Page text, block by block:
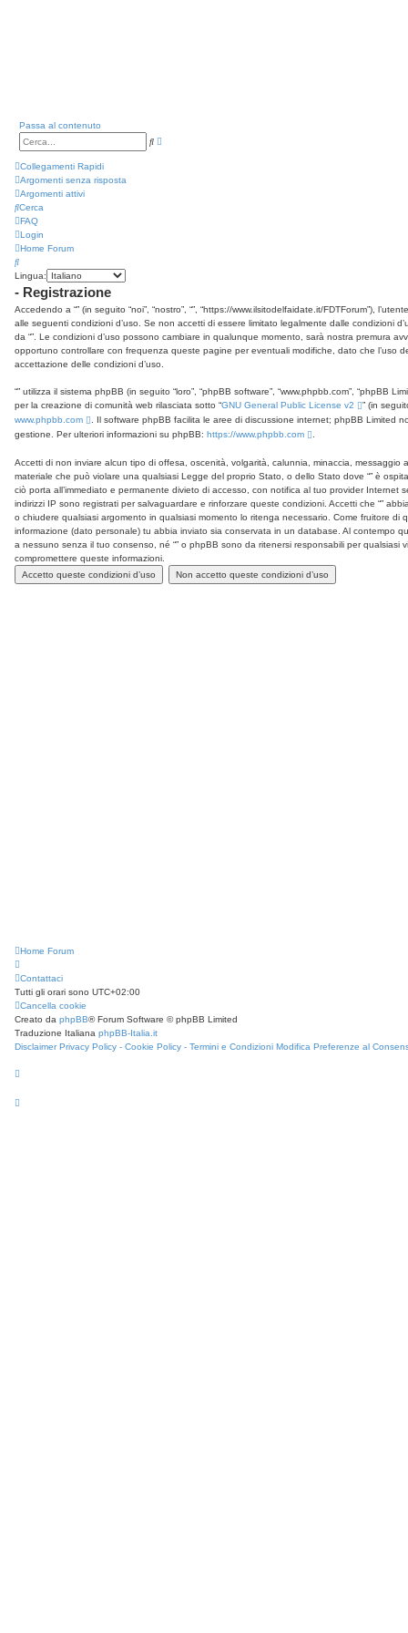
Passa al contenuto
Cerca
Collegamenti Rapidi
Argomenti senza risposta
Argomenti attivi
Cerca
FAQ
Login
Home Forum
Cerca
Lingua:
- Registrazione
Accedendo a “” (in seguito “noi”, “nostro”, “”, “https://www.ilsitodelfaidate.it/FDTForum”),
alle seguenti condizioni d’uso. Se non accetti di essere limitato legalmente dalle condizioni
da “”. Le condizioni d’uso possono cambiare in qualunque momento, sarà nostra premura
opportuno controllare con frequenza queste pagine per eventuali modifiche, dato che l’uso
accettazione delle condizioni d’uso.
“” utilizza il sistema phpBB (in seguito “loro”, “phpBB software”, “www.phpbb.com”, “phpBB
per la creazione di comunità web rilasciata sotto “GNU General Public License v2
” (in
www.phpbb.com
. Il software phpBB facilita le aree di discussione internet; phpBB Limited
gestione. Per ulteriori informazioni su phpBB: https://www.phpbb.com
Accetti di non inviare alcun tipo di offesa, oscenità, volgarità, calunnia, minaccia, messaggio
materiale che può violare una qualsiasi Legge del proprio Stato, o dello Stato dove “” è
ciò porta all’immediato e permanente divieto di accesso, con notifica al tuo provider Internet
indirizzi IP sono registrati per salvaguardare e rinforzare queste condizioni. Accetti che “”
o chiudere qualsiasi argomento in qualsiasi momento lo ritenga necessario. Come fruitore di
informazione (dato personale) tu abbia inviato sia conservata in un database. Al contempo
a nessuno senza il tuo consenso, né “” o phpBB sono da ritenersi responsabili per qualsiasi
compromettere queste informazioni.
Home Forum
Contattaci
Tutti gli orari sono UTC+02:00
Cancella cookie
Creato da phpBB® Forum Software © phpBB Limited
Traduzione Italiana phpBB-Italia.it
Disclaimer Privacy Policy - Cookie Policy - Termini e Condizioni Modifica Preferenze al